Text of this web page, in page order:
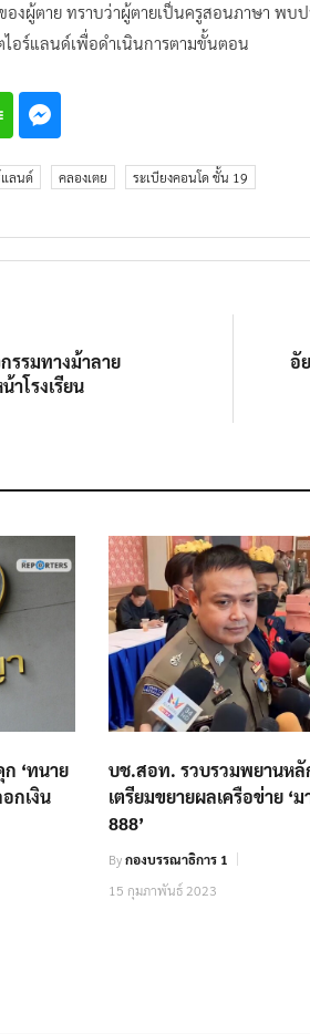
งผู้ตาย ทราบว่าผู้ตายเป็นครูสอนภาษา พบป
อร์แลนด์เพื่อดำเนินการตามขั้นตอน
แลนด์ คลองเตย ระเบียงคอนโด ชั้น 19
รมทางม้าลาย
โรงเรียน
อั
‘ทนาย
กเงิน
บช.สอท. รวบรวมพยานหลั
เตรียมขยายผลเครือข่าย ‘ม
888’
Byกองบรรณาธิการ 1
15 กุมภาพันธ์ 2023